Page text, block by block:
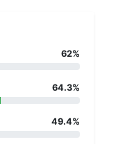
62%
64.3%
49.4%